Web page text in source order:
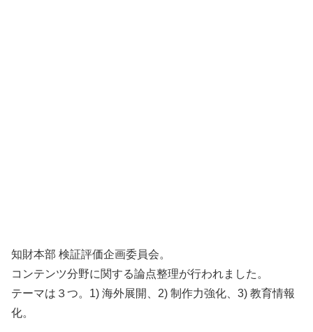
知財本部 検証評価企画委員会。
コンテンツ分野に関する論点整理が行われました。
テーマは３つ。1) 海外展開、2) 制作力強化、3) 教育情報
化。